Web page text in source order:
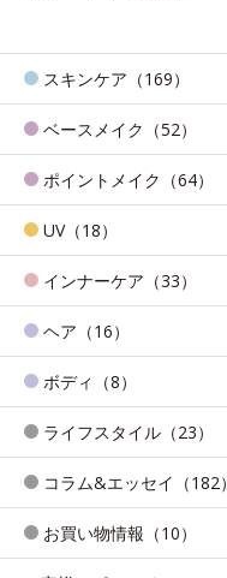
スキンケア（169）
ベースメイク（52）
ポイントメイク（64）
UV（18）
インナーケア（33）
ヘア（16）
ボディ（8）
ライフスタイル（23）
コラム&エッセイ（182）
お買い物情報（10）